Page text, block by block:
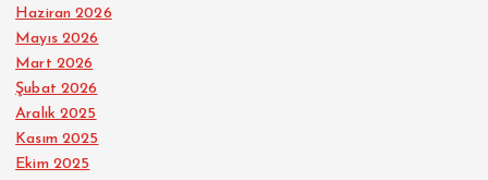
Haziran 2026
Mayıs 2026
Mart 2026
Şubat 2026
Aralık 2025
Kasım 2025
Ekim 2025